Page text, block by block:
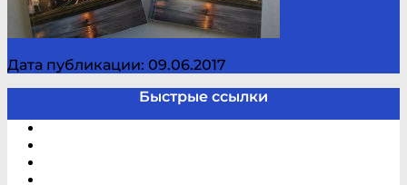
Дата публикации: 09.06.2017
Быстрые ссылки